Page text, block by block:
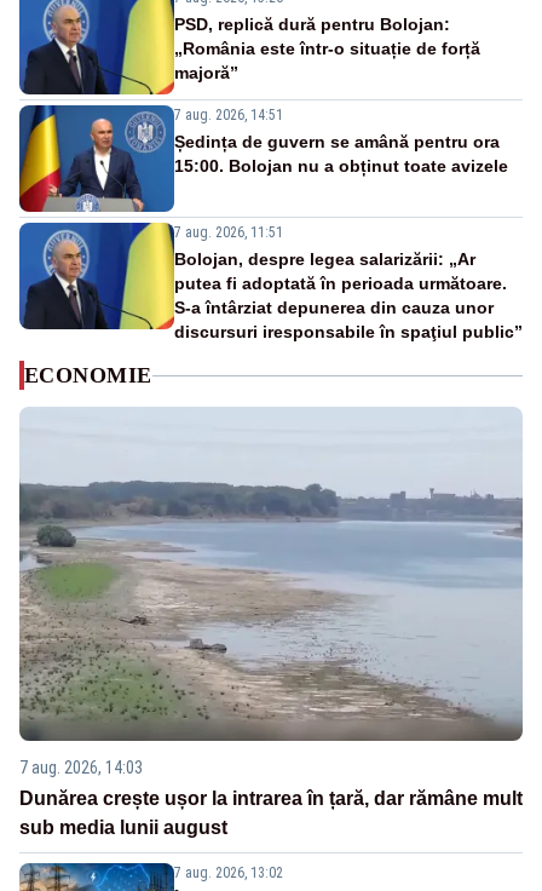
PSD, replică dură pentru Bolojan:
„România este într-o situație de forță
majoră”
7 aug. 2026, 14:51
Ședința de guvern se amână pentru ora
15:00. Bolojan nu a obținut toate avizele
7 aug. 2026, 11:51
Bolojan, despre legea salarizării: „Ar
putea fi adoptată în perioada următoare.
S-a întârziat depunerea din cauza unor
discursuri iresponsabile în spaţiul public”
ECONOMIE
7 aug. 2026, 14:03
Dunărea crește ușor la intrarea în țară, dar rămâne mult
sub media lunii august
7 aug. 2026, 13:02